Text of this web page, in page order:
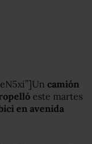
camión
este martes
en avenida